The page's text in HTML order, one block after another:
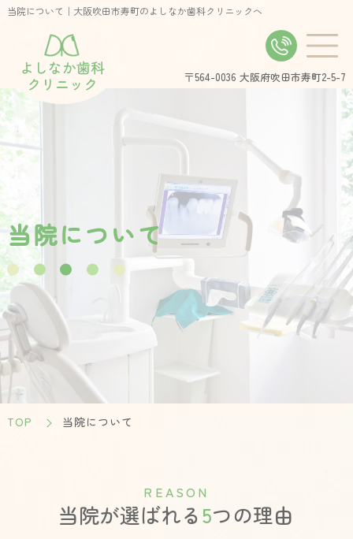
当院について｜大阪吹田市寿町のよしなか歯科クリニックへ
よしなか歯科
クリニック
〒564-0036 大阪府吹田市寿町2-5-7
当院について
TOP 当院について
R EASO N
当院が選ばれる5つの理由